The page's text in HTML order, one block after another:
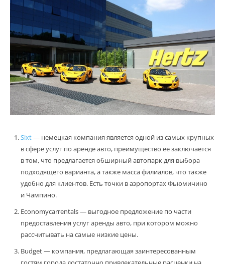
Sixt— немецкая компания является одной из самых крупных
в сфере услуг по аренде авто, преимущество ее заключается
в том, что предлагается обширный автопарк для выбора
подходящего варианта, а также масса филиалов, что также
удобно для клиентов. Есть точки в аэропортах Фьюмичино
и Чампино.
Economycarrentals — выгодное предложение по части
предоставления услуг аренды авто, при котором можно
рассчитывать на самые низкие цены.
Budget — компания, предлагающая заинтересованным